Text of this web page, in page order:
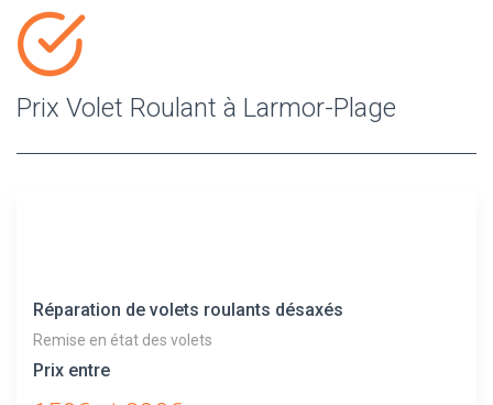
Prix Volet Roulant à Larmor-Plage
Réparation de volets roulants désaxés
Remise en état des volets
Prix entre